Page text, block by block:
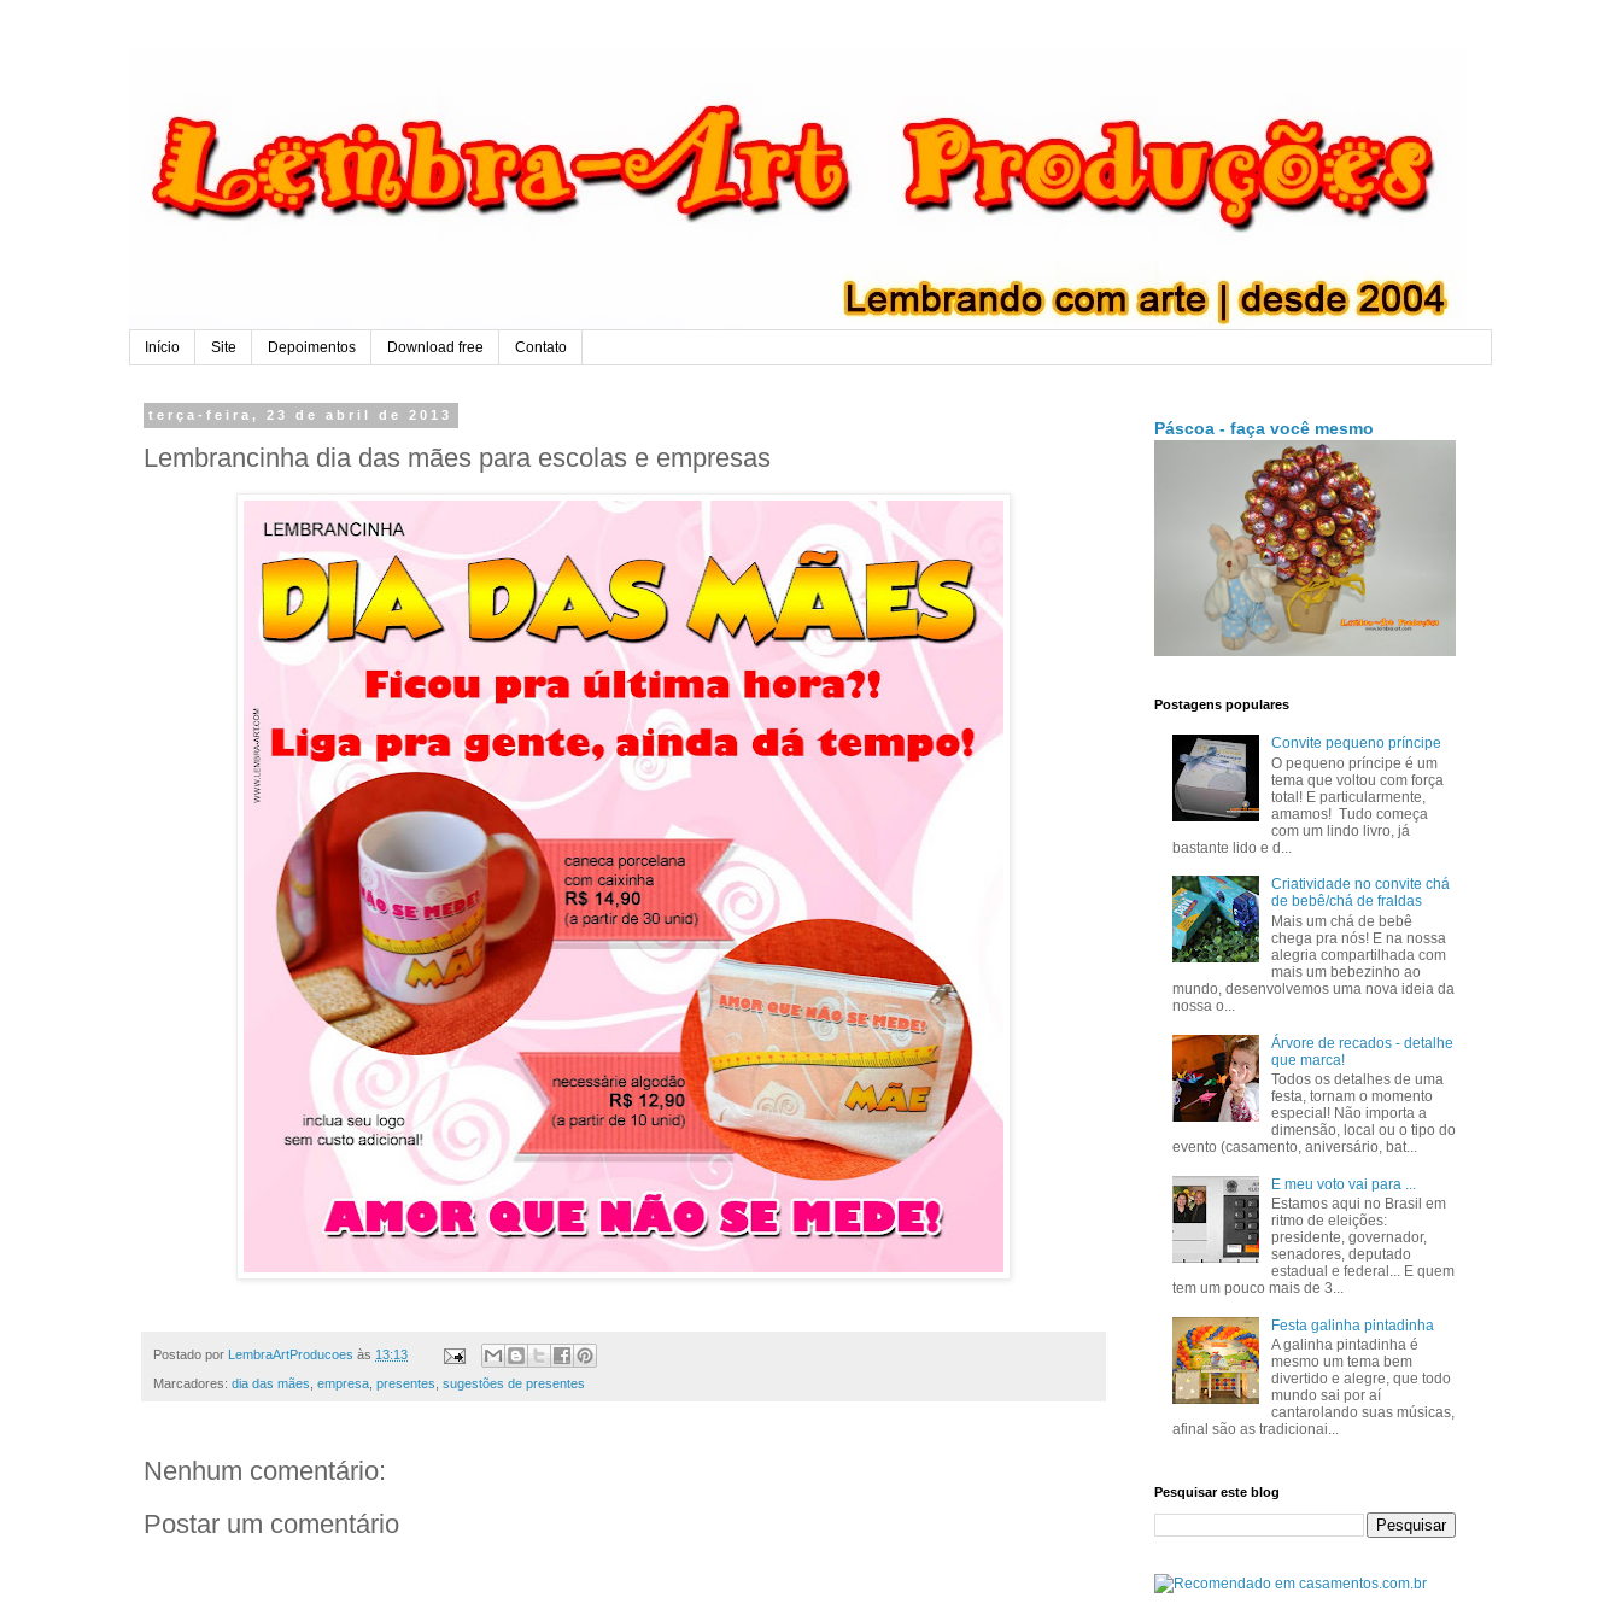
Início Site Depoimentos Download free Contato
terça-feira, 23 de abril de 2013
Lembrancinha dia das mães para escolas e empresas
Postado por LembraArtProducoes às 13:13
Marcadores: dia das mães, empresa, presentes, sugestões de presentes
Nenhum comentário:
Postar um comentário
Páscoa - faça você mesmo
Postagens populares
Convite pequeno príncipe
O pequeno príncipe é um
tema que voltou com força
total! E particularmente,
amamos! Tudo começa
com um lindo livro, já
bastante lido e d...
Criatividade no convite chá
de bebê/chá de fraldas
Mais um chá de bebê
chega pra nós! E na nossa
alegria compartilhada com
mais um bebezinho ao
mundo, desenvolvemos uma nova ideia da
nossa o...
Árvore de recados - detalhe
que marca!
Todos os detalhes de uma
festa, tornam o momento
especial! Não importa a
dimensão, local ou o tipo do
evento (casamento, aniversário, bat...
E meu voto vai para ...
Estamos aqui no Brasil em
ritmo de eleições:
presidente, governador,
senadores, deputado
estadual e federal... E quem
tem um pouco mais de 3...
Festa galinha pintadinha
A galinha pintadinha é
mesmo um tema bem
divertido e alegre, que todo
mundo sai por aí
cantarolando suas músicas,
afinal são as tradicionai...
Pesquisar este blog